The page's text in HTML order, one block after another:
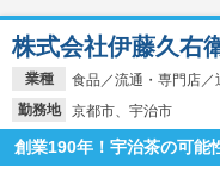
業種
食品／流通・専門店
勤務地
京都市、宇治市
株式会社伊藤久右
創業190年！宇治茶の可能